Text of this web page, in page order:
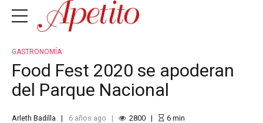
GASTRONOMÍA
Food Fest 2020 se apoderan
del Parque Nacional
Arleth Badilla 6 años ago 2800 6min